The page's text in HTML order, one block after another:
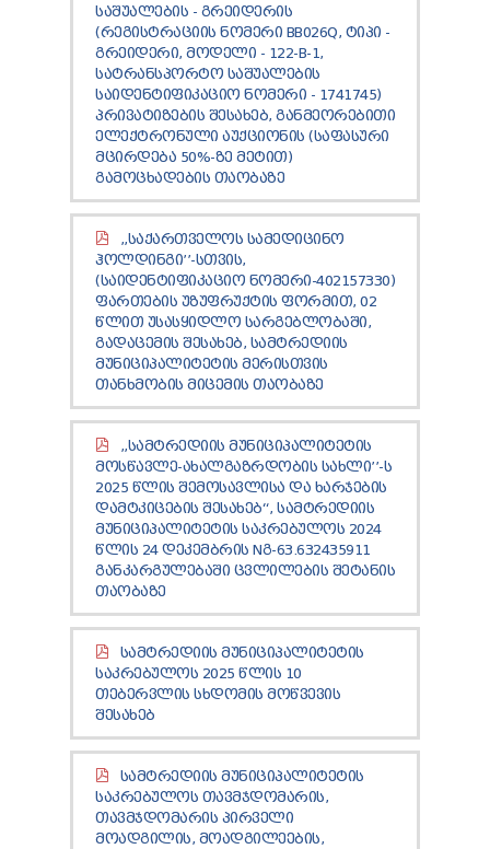
ᲛᲔᲠᲘᲘᲡ ᲡᲢᲠᲐᲢᲔᲒᲘᲐ ᲓᲐ ᲒᲔᲒᲛᲐ
ᲙᲐᲜᲝᲜᲛᲓᲔᲑᲚᲝᲑᲐ
ᲛᲔᲠᲘᲘᲡ ᲡᲐᲨᲢᲐᲢᲝ ᲜᲣᲡᲮᲐ
ᲡᲢᲠᲣᲥᲢᲣᲠᲣᲚᲘ ᲮᲔ
ᲓᲐᲡᲬᲠᲔᲑᲘᲡ ᲬᲔᲡᲘ
ᲡᲐᲙᲠᲔᲑᲣᲚᲝᲡ ᲐᲜᲒᲐᲠᲘᲨᲘ
ᲤᲠᲐᲥᲪᲘᲐ "ᲥᲐᲠᲗᲣᲚᲘ ᲝᲪᲜᲔᲑᲐ"
ᲤᲠᲐᲥᲪᲘᲐ "ᲜᲐᲪᲘᲝᲜᲐᲚᲣᲠᲘ ᲛᲝᲫᲠᲐᲝᲑᲐ"
ᲒᲔᲜᲓᲔᲠᲣᲚᲘ ᲗᲐᲜᲐᲡᲬᲝᲠᲝᲑᲘᲡ ᲡᲐᲑᲭᲝ:
ᲡᲐᲑᲭᲝᲡ ᲓᲝᲙᲣᲛᲔᲜᲢᲐᲪᲘᲐ /2022 ᲬᲚᲘᲡ
ᲓᲝᲙᲣᲛᲔᲜᲢᲐᲪᲘᲐ/2023 ᲬᲚᲘᲡ ᲓᲝᲙᲣᲛᲔᲜᲢᲐᲪᲘᲐ
2024 ᲬᲚᲘᲡ ᲓᲝᲙᲣᲛᲔᲜᲢᲐᲪᲘᲐ
ᲡᲝᲤᲚᲘᲡ ᲛᲮᲐᲠᲓᲐᲭᲔᲠᲘᲡ ᲞᲠᲝᲒᲠᲐᲛᲐ
ᲡᲐᲛᲝᲥᲐᲚᲐᲥᲝ ᲡᲐᲑᲭᲝ
ᲜᲔᲑᲐᲠᲗᲕᲔᲑᲘ
ᲡᲮᲕᲐ ᲡᲔᲠᲕᲘᲡᲔᲑᲘ
ᲡᲐᲯᲐᲠᲝ ᲓᲝᲙᲣᲛᲔᲜᲢᲐᲪᲘᲐ
ᲑᲠᲫᲐᲜᲔᲑᲐ ᲓᲐ ᲒᲐᲜᲙᲐᲠᲒᲣᲚᲔᲑᲐ
ᲡᲐᲘᲜᲤᲝᲠᲛᲐᲪᲘᲝ ᲓᲝᲙᲣᲛᲔᲜᲢᲐᲪᲘᲐ
ᲡᲐᲙᲠᲔᲑᲣᲚᲝᲡ ᲤᲣᲜᲥᲪᲘᲐ-ᲛᲝᲕᲐᲚᲔᲝᲑᲔᲑᲘ ᲓᲐ
ᲡᲐᲛᲣᲨᲐᲝ ᲒᲔᲒᲛᲐ
ᲡᲐᲙᲠᲔᲑᲣᲚᲝᲡ ᲡᲮᲓᲝᲛᲘᲡ ᲝᲥᲛᲔᲑᲘ
ᲙᲝᲛᲘᲡᲘᲘᲡ ᲡᲮᲓᲝᲛᲘᲡ ᲝᲥᲛᲔᲑᲘ
2021/2022/2023/2024/2025/
ᲨᲔᲡᲧᲘᲓᲕᲔᲑᲘᲡ ᲬᲚᲘᲣᲠᲘ ᲒᲔᲒᲛᲐ
ᲒᲐᲜᲮᲝᲠᲪᲘᲔᲚᲔᲑᲣᲚᲘ ᲨᲔᲡᲧᲘᲓᲕᲔᲑᲘ
ᲛᲘᲕᲚᲘᲜᲔᲑᲘᲡ ᲮᲐᲠᲯᲔᲑᲘ
ᲠᲔᲙᲚᲐᲛᲘᲡ ᲮᲐᲠᲯᲔᲑᲘ
ᲡᲐᲙᲝᲛᲣᲜᲘᲙᲐᲪᲘᲝ ᲮᲐᲠᲯᲔᲑᲘ
ᲢᲔᲥᲜᲘᲙᲣᲠᲘ ᲮᲐᲠᲯᲔᲑᲘ
ᲬᲐᲠᲛᲝᲛᲐᲓᲒᲔᲜᲚᲝᲑᲘᲗᲘ ᲮᲐᲠᲯᲔᲑᲘ
ᲐᲣᲥᲪᲘᲝᲜᲔᲑᲘ
ᲢᲔᲜᲓᲔᲠᲔᲑᲘ
ᲞᲠᲔᲖᲘᲓᲔᲜᲢᲘᲡᲗᲕᲘᲡ ᲓᲐ
ᲞᲐᲠᲚᲐᲛᲔᲜᲢᲘᲡᲗᲕᲘᲡ ᲬᲐᲠᲡᲐᲓᲒᲔᲜᲘ ᲐᲜᲒᲐᲠᲘᲨᲘ
ᲡᲐᲯᲐᲠᲝ ᲘᲜᲤᲝᲠᲛᲐᲪᲘᲘᲡ ᲛᲝᲗᲮᲝᲕᲜᲐ
ᲞᲔᲠᲡᲝᲜᲐᲚᲣᲠ ᲛᲝᲜᲐᲪᲔᲛᲗᲐ ᲓᲐᲪᲕᲘᲡ
ᲝᲤᲘᲪᲔᲠᲘ
ᲒᲐᲡᲐᲩᲘᲕᲠᲔᲑᲘᲡ ᲬᲔᲡᲔᲑᲘ
ᲑᲐᲜᲙᲘ ᲓᲐ ᲛᲘᲙᲠᲝᲡᲐᲤᲘᲜᲐᲜᲡᲝ
ᲛᲪᲘᲠᲔ ᲓᲐ ᲡᲐᲨᲣᲐᲚᲝ ᲑᲘᲖᲜᲔᲡᲘ
ᲐᲠᲐᲡᲐᲛᲗᲐᲕᲠᲝᲑᲝ ᲝᲠᲒᲐᲜᲘᲖᲐᲪᲘᲔᲑᲘ
ᲡᲐᲘᲜᲕᲔᲡᲢᲘᲪᲘᲝ ᲝᲑᲘᲔᲥᲢᲔᲑᲘ
ᲒᲐᲜᲮᲝᲠᲪᲘᲔᲚᲔᲑᲣᲚᲘ ᲘᲜᲕᲔᲡᲢᲘᲪᲘᲔᲑᲘ
ᲨᲔᲛᲝᲒᲕᲘᲔᲠᲗᲓᲘ
ᲡᲐᲨᲣᲐᲚᲔᲑᲘᲡ - ᲒᲠᲔᲘᲓᲔᲠᲘᲡ
(ᲠᲔᲒᲘᲡᲢᲠᲐᲪᲘᲘᲡ ᲜᲝᲛᲔᲠᲘ BB026Q, ᲢᲘᲞᲘ -
ᲒᲠᲔᲘᲓᲔᲠᲘ, ᲛᲝᲓᲔᲚᲘ - 122-B-1,
ᲡᲐᲢᲠᲐᲜᲡᲞᲝᲠᲢᲝ ᲡᲐᲨᲣᲐᲚᲔᲑᲘᲡ
ᲡᲐᲘᲓᲔᲜᲢᲘᲤᲘᲙᲐᲪᲘᲝ ᲜᲝᲛᲔᲠᲘ - 1741745)
ᲞᲠᲘᲕᲐᲢᲘᲖᲔᲑᲘᲡ ᲨᲔᲡᲐᲮᲔᲑ, ᲒᲐᲜᲛᲔᲝᲠᲔᲑᲘᲗᲘ
ᲔᲚᲔᲥᲢᲠᲝᲜᲣᲚᲘ ᲐᲣᲥᲪᲘᲝᲜᲘᲡ (ᲡᲐᲤᲐᲡᲣᲠᲘ
ᲛᲪᲘᲠᲓᲔᲑᲐ 50%-ᲖᲔ ᲛᲔᲢᲘᲗ)
ᲒᲐᲛᲝᲪᲮᲐᲓᲔᲑᲘᲡ ᲗᲐᲝᲑᲐᲖᲔ
,,ᲡᲐᲥᲐᲠᲗᲕᲔᲚᲝᲡ ᲡᲐᲛᲔᲓᲘᲪᲘᲜᲝ
ᲰᲝᲚᲓᲘᲜᲒᲘ’’-ᲡᲗᲕᲘᲡ,
(ᲡᲐᲘᲓᲔᲜᲢᲘᲤᲘᲙᲐᲪᲘᲝ ᲜᲝᲛᲔᲠᲘ-402157330)
ᲤᲐᲠᲗᲔᲑᲘᲡ ᲣᲖᲣᲤᲠᲣᲥᲢᲘᲡ ᲤᲝᲠᲛᲘᲗ, 02
ᲬᲚᲘᲗ ᲣᲡᲐᲡᲧᲘᲓᲚᲝ ᲡᲐᲠᲒᲔᲑᲚᲝᲑᲐᲨᲘ,
ᲒᲐᲓᲐᲪᲔᲛᲘᲡ ᲨᲔᲡᲐᲮᲔᲑ, ᲡᲐᲛᲢᲠᲔᲓᲘᲘᲡ
ᲛᲣᲜᲘᲪᲘᲞᲐᲚᲘᲢᲔᲢᲘᲡ ᲛᲔᲠᲘᲡᲗᲕᲘᲡ
ᲗᲐᲜᲮᲛᲝᲑᲘᲡ ᲛᲘᲪᲔᲛᲘᲡ ᲗᲐᲝᲑᲐᲖᲔ
,,ᲡᲐᲛᲢᲠᲔᲓᲘᲘᲡ ᲛᲣᲜᲘᲪᲘᲞᲐᲚᲘᲢᲔᲢᲘᲡ
ᲛᲝᲡᲬᲐᲕᲚᲔ-ᲐᲮᲐᲚᲒᲐᲖᲠᲓᲝᲑᲘᲡ ᲡᲐᲮᲚᲘ’’-Ს
2025 ᲬᲚᲘᲡ ᲨᲔᲛᲝᲡᲐᲕᲚᲘᲡᲐ ᲓᲐ ᲮᲐᲠᲯᲔᲑᲘᲡ
ᲓᲐᲛᲢᲙᲘᲪᲔᲑᲘᲡ ᲨᲔᲡᲐᲮᲔᲑ“, ᲡᲐᲛᲢᲠᲔᲓᲘᲘᲡ
ᲛᲣᲜᲘᲪᲘᲞᲐᲚᲘᲢᲔᲢᲘᲡ ᲡᲐᲙᲠᲔᲑᲣᲚᲝᲡ 2024
ᲬᲚᲘᲡ 24 ᲓᲔᲙᲔᲛᲑᲠᲘᲡ NᲒ-63.632435911
ᲒᲐᲜᲙᲐᲠᲒᲣᲚᲔᲑᲐᲨᲘ ᲪᲕᲚᲘᲚᲔᲑᲘᲡ ᲨᲔᲢᲐᲜᲘᲡ
ᲗᲐᲝᲑᲐᲖᲔ
ᲡᲐᲛᲢᲠᲔᲓᲘᲘᲡ ᲛᲣᲜᲘᲪᲘᲞᲐᲚᲘᲢᲔᲢᲘᲡ
ᲡᲐᲙᲠᲔᲑᲣᲚᲝᲡ 2025 ᲬᲚᲘᲡ 10
ᲗᲔᲑᲔᲠᲕᲚᲘᲡ ᲡᲮᲓᲝᲛᲘᲡ ᲛᲝᲬᲕᲔᲕᲘᲡ
ᲨᲔᲡᲐᲮᲔᲑ
ᲡᲐᲛᲢᲠᲔᲓᲘᲘᲡ ᲛᲣᲜᲘᲪᲘᲞᲐᲚᲘᲢᲔᲢᲘᲡ
ᲡᲐᲙᲠᲔᲑᲣᲚᲝᲡ ᲗᲐᲕᲛᲯᲓᲝᲛᲐᲠᲘᲡ,
ᲗᲐᲕᲛᲯᲓᲝᲛᲐᲠᲘᲡ ᲞᲘᲠᲕᲔᲚᲘ
ᲛᲝᲐᲓᲒᲘᲚᲘᲡ, ᲛᲝᲐᲓᲒᲘᲚᲔᲔᲑᲘᲡ,